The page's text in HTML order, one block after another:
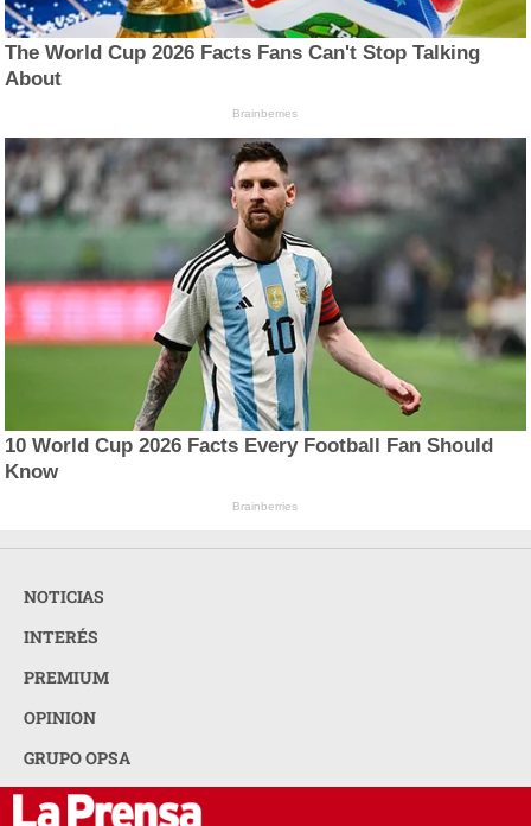
The World Cup 2026 Facts Fans Can't Stop Talking
About
Brainberries
10 World Cup 2026 Facts Every Football Fan Should
Know
Brainberries
NOTICIAS
INTERÉS
PREMIUM
OPINION
GRUPO OPSA